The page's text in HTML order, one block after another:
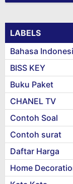
LABELS
Bahasa
BISS KEY
Buku Paket
CHANEL TV
Contoh Soal
Contoh surat
Daftar Harga
Home